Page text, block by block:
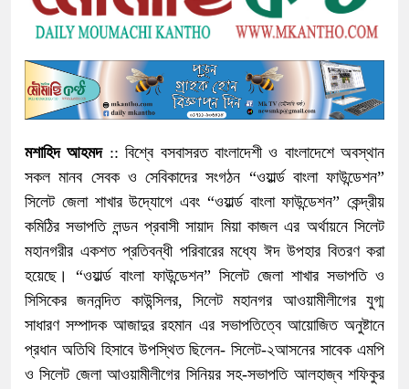
মশাহিদ আহমদ:: বিশ্বে বসবাসরত বাংলাদেশী ও বাংলাদেশে অবস্থান
সকল মানব সেবক ও সেবিকাদের সংগঠন “ওয়ার্ল্ড বাংলা ফাউন্ডেশন”
সিলেট জেলা শাখার উদ্যোগে এবং “ওয়ার্ল্ড বাংলা ফাউন্ডেশন” কেন্দ্রীয়
কমিঠির সভাপতি লন্ডন প্রবাসী সায়াদ মিয়া কাজল এর অর্থায়নে সিলেট
মহানগরীর একশত প্রতিবন্ধী পরিবারের মধ্যে ঈদ উপহার বিতরণ করা
হয়েছে। “ওয়ার্ল্ড বাংলা ফাউন্ডেশন” সিলেট জেলা শাখার সভাপতি ও
সিসিকের জননন্দিত কাউন্সিলর, সিলেট মহানগর আওয়ামীলীগের যুগ্ম
সাধারণ সম্পাদক আজাদুর রহমান এর সভাপতিত্বে আয়োজিত অনুষ্টানে
প্রধান অতিথি হিসাবে উপস্থিত ছিলেন- সিলেট-২আসনের সাবেক এমপি
ও সিলেট জেলা আওয়ামীলীগের সিনিয়র সহ-সভাপতি আলহাজ্ব শফিকুর